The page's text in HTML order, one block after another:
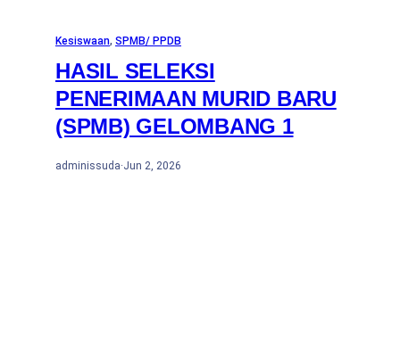
Kesiswaan, SPMB/ PPDB
HASIL SELEKSI
PENERIMAAN MURID BARU
(SPMB) GELOMBANG 1
adminissuda·Jun 2, 2026